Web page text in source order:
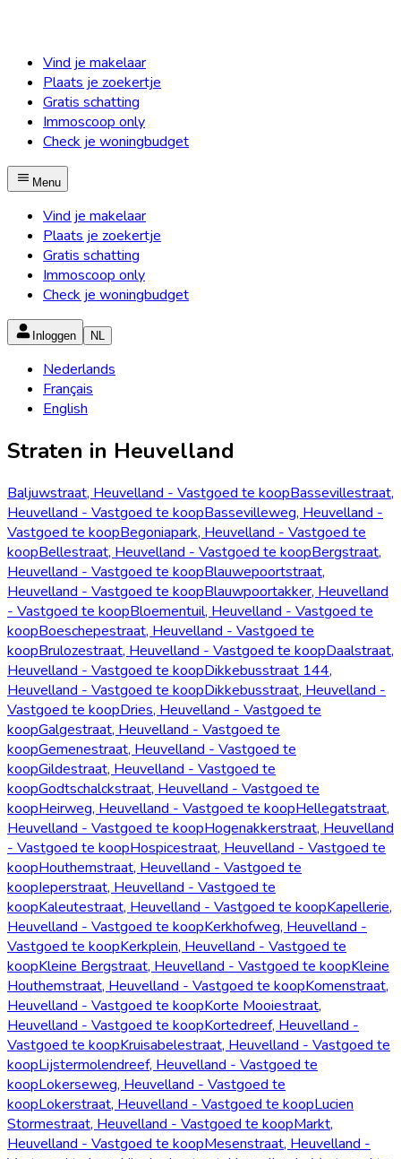
Vind je makelaar
Plaats je zoekertje
Gratis schatting
Immoscoop only
Check je woningbudget
Menu
Vind je makelaar
Plaats je zoekertje
Gratis schatting
Immoscoop only
Check je woningbudget
Inloggen NL
Nederlands
Français
English
Straten in Heuvelland
Baljuwstraat, Heuvelland - Vastgoed te koopBassevillestraat,
Heuvelland - Vastgoed te koopBassevilleweg, Heuvelland -
Vastgoed te koopBegoniapark, Heuvelland - Vastgoed te
koopBellestraat, Heuvelland - Vastgoed te koopBergstraat,
Heuvelland - Vastgoed te koopBlauwepoortstraat,
Heuvelland - Vastgoed te koopBlauwpoortakker, Heuvelland
- Vastgoed te koopBloementuil, Heuvelland - Vastgoed te
koopBoeschepestraat, Heuvelland - Vastgoed te
koopBrulozestraat, Heuvelland - Vastgoed te koopDaalstraat,
Heuvelland - Vastgoed te koopDikkebusstraat 144,
Heuvelland - Vastgoed te koopDikkebusstraat, Heuvelland -
Vastgoed te koopDries, Heuvelland - Vastgoed te
koopGalgestraat, Heuvelland - Vastgoed te
koopGemenestraat, Heuvelland - Vastgoed te
koopGildestraat, Heuvelland - Vastgoed te
koopGodtschalckstraat, Heuvelland - Vastgoed te
koopHeirweg, Heuvelland - Vastgoed te koopHellegatstraat,
Heuvelland - Vastgoed te koopHogenakkerstraat, Heuvelland
- Vastgoed te koopHospicestraat, Heuvelland - Vastgoed te
koopHouthemstraat, Heuvelland - Vastgoed te
koopIeperstraat, Heuvelland - Vastgoed te
koopKaleutestraat, Heuvelland - Vastgoed te koopKapellerie,
Heuvelland - Vastgoed te koopKerkhofweg, Heuvelland -
Vastgoed te koopKerkplein, Heuvelland - Vastgoed te
koopKleine Bergstraat, Heuvelland - Vastgoed te koopKleine
Houthemstraat, Heuvelland - Vastgoed te koopKomenstraat,
Heuvelland - Vastgoed te koopKorte Mooiestraat,
Heuvelland - Vastgoed te koopKortedreef, Heuvelland -
Vastgoed te koopKruisabelestraat, Heuvelland - Vastgoed te
koopLijstermolendreef, Heuvelland - Vastgoed te
koopLokerseweg, Heuvelland - Vastgoed te
koopLokerstraat, Heuvelland - Vastgoed te koopLucien
Stormestraat, Heuvelland - Vastgoed te koopMarkt,
Heuvelland - Vastgoed te koopMesenstraat, Heuvelland -